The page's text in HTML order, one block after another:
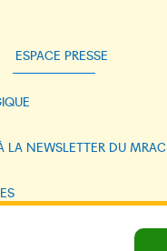
ESPACE PRESSE
LA NEWSLETTER DU MRAC